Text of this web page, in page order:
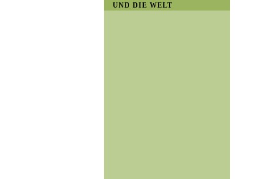
UND DIE WELT